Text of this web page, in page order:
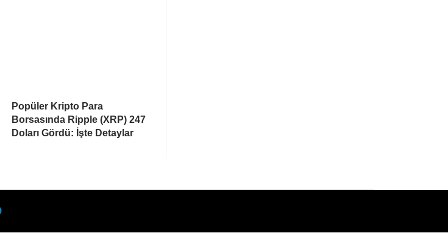
Popüler Kripto Para
Borsasında Ripple (XRP) 247
Doları Gördü: İşte Detaylar